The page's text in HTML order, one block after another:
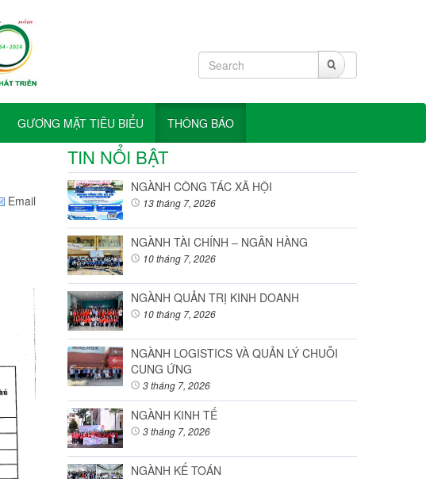
GƯƠNG MẶT TIÊU BIỂU THÔNG BÁO
Email
TIN NỔI BẬT
NGÀNH CÔNG TÁC XÃ HỘI
13 tháng 7, 2026
NGÀNH TÀI CHÍNH – NGÂN HÀNG
10 tháng 7, 2026
NGÀNH QUẢN TRỊ KINH DOANH
10 tháng 7, 2026
NGÀNH LOGISTICS VÀ QUẢN LÝ CHUỖI
CUNG ỨNG
3 tháng 7, 2026
NGÀNH KINH TẾ
3 tháng 7, 2026
NGÀNH KẾ TOÁN